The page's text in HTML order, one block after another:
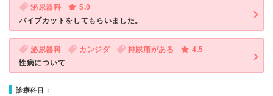
泌尿器科
5.0
パイプカットをしてもらいました。
泌尿器科 カンジダ 排尿痛がある
4.5
性病について
診療科目：